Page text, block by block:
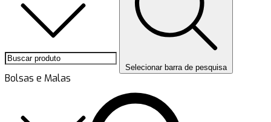
Bolsas e Malas
Selecionar barra de pesquisa